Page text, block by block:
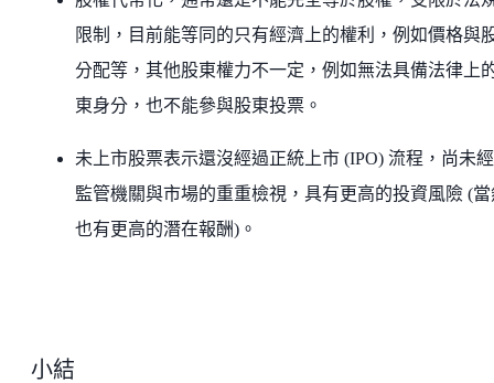
限制，目前能等同的只有經濟上的權利，例如價格與
分配等，其他股東權力不一定，例如無法具備法律上
東身分，也不能參與股東投票。
未上市股票表示還沒經過正統上市 (IPO) 流程，尚未
監管機關與市場的重重檢視，具有更高的投資風險 (當
也有更高的潛在報酬)。
小結